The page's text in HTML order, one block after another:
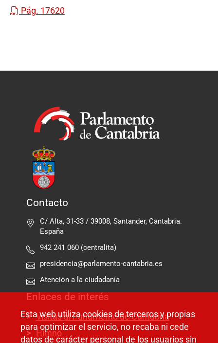
Pág. 17620
Contacto
C/ Alta, 31-33 / 39008, Santander, Cantabria.
España
942 241 060 (centralita)
presidencia@parlamento-cantabria.es
Atención a la ciudadanía
Enlaces de interés
Visitas al Parlamento de Cantabria
Himno
Esta web utiliza cookies de terceros y propias
para optimizar el servicio, no recaba ni cede
datos de carácter personal de los usuarios sin